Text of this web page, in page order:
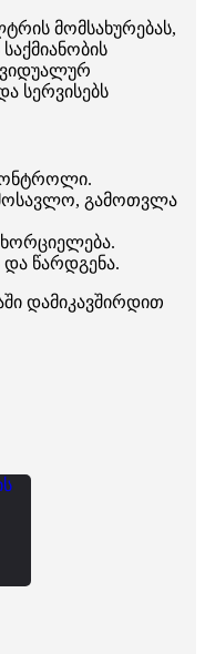
მომსახურებას,
სერვისებს
გამოთვლა
წარდგენა.
დამიკავშირდით